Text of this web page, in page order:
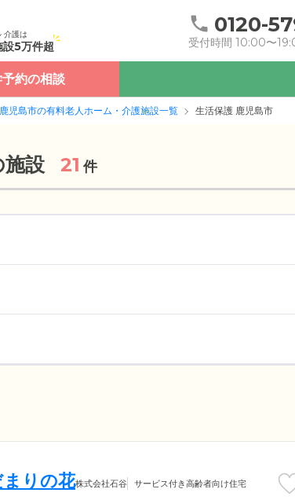
介護は
設5万件超
0120-
受付時間 10:00〜
予約の相談
鹿児島市の有料老人ホーム・介護施設一覧 生活保護 鹿児島市
施設 21 件
りの花株式会社石谷 サービス付き高齢者向け住宅